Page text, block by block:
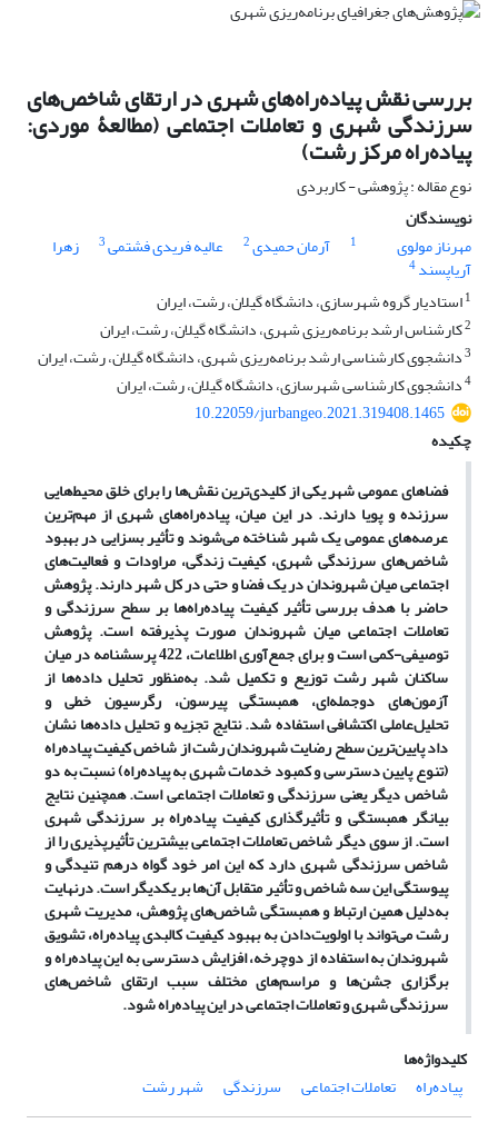
بررسی نقش پیاده‌راه‌های شهری در ارتقای شاخص‌های
سرزندگی شهری و تعاملات اجتماعی (مطالعۀ موردی:
پیاده‌راه مرکز رشت)
نوع مقاله : پژوهشی - کاربردی
نویسندگان
مهرناز مولوی
1 آرمان حمیدی2 عالیه فریدی فشتمی3 زهرا
آریاپسند4
1استادیار گروه شهرسازی، دانشگاه گیلان، رشت، ایران
2کارشناس ارشد برنامه‌ریزی شهری، دانشگاه گیلان، رشت، ایران
3دانشجوی کارشناسی ارشد برنامه‌ریزی شهری، دانشگاه گیلان، رشت، ایران
4دانشجوی کارشناسی شهرسازی، دانشگاه گیلان، رشت، ایران
10.22059/jurbangeo.2021.319408.1465
چکیده
فضاهای عمومی شهر یکی از کلیدی‌ترین نقش‌ها را برای خلق محیط‌هایی
سرزنده و پویا دارند. در این میان،پیاده‌راه‌های شهری از مهم‌ترین
عرصه‌های عمومی یک شهر شناخته می‌شوندو تأثیر بسزایی در بهبود
شاخص‌های سرزندگی شهری، کیفیت زندگی، مراودات و فعالیت‌های
اجتماعی میان شهروندان در یک فضا و حتی در کل شهر دارند. پژوهش
حاضر با هدف بررسی تأثیر کیفیت پیاده‌راه‌ها بر سطح سرزندگی و
تعاملات اجتماعی میان شهروندان صورت پذیرفته است. پژوهش
توصیفی-کمی است و برای جمع‌آوری اطلاعات، 422 پرسشنامه در میان
ساکنان شهر رشت توزیع و تکمیل شد. به‌منظور تحلیل داده‌ها از
آزمون‌های دوجمله‌ای، همبستگی پیرسون، رگرسیون خطی و
تحلیل‌عاملی اکتشافی استفاده شد. نتایج تجزیه و تحلیل داده‌ها نشان
داد پایین‌ترین سطح رضایت شهروندان رشت از شاخص کیفیت پیاده‌راه
(تنوع پایین دسترسی و کمبود خدمات شهری به پیاده‌راه) نسبت به دو
شاخص دیگر یعنی سرزندگی و تعاملات اجتماعی است. همچنین نتایج
بیانگر همبستگی و تأثیرگذاری کیفیت پیاده‌راه بر سرزندگی شهری
است. از سوی دیگر شاخص تعاملات اجتماعی بیشترین تأثیرپذیری را از
شاخص سرزندگی شهری دارد که این امر خود گواه درهم تنیدگی و
پیوستگی این سه شاخص و تأثیر متقابل آن‌ها بر یکدیگر است. درنهایت
به‌دلیل همین ارتباط و همبستگی شاخص‌های پژوهش، مدیریت شهری
رشت میتواند با اولویت‌دادن به بهبود کیفیت کالبدی پیاده‌راه، تشویق
شهروندان به استفاده از دوچرخه، افزایش دسترسی به این پیادهراه و
برگزاری جشن‌ها و مراسم‌های مختلف سبب ارتقای شاخص‌های
سرزندگی شهری و تعاملات اجتماعی در این پیاده‌راه شود.
کلیدواژه‌ها
پیاده‌راه
تعاملات اجتماعی سرزندگی شهر رشت